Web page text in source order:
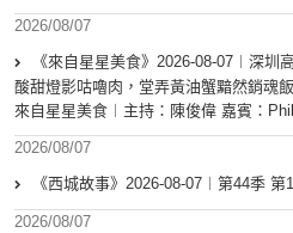
2026/08/07
《來自星星美食》2026-08-07︱深圳
酸甜燈影咕嚕肉，堂弄黃油蟹黯然銷魂
來自星星美食︱主持：陳俊偉 嘉賓：
2026/08/07
《西城故事》2026-08-07︱第44季
2026/08/07